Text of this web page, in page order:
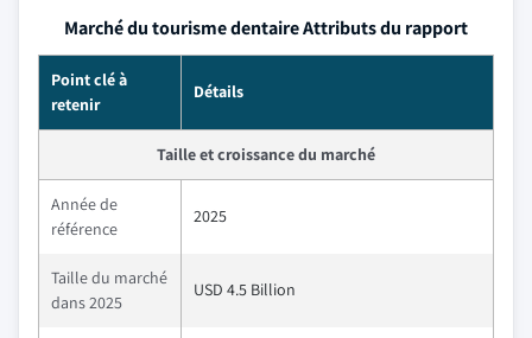
Marché du tourisme dentaire Attributs du rapport
Point clé à
retenir
Détails
Taille et croissance du marché
Année de
référence
2025
Taille du marché
dans 2025
USD 4.5 Billion